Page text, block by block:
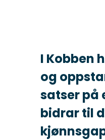
I Kobben
og
satser på
bidrar til